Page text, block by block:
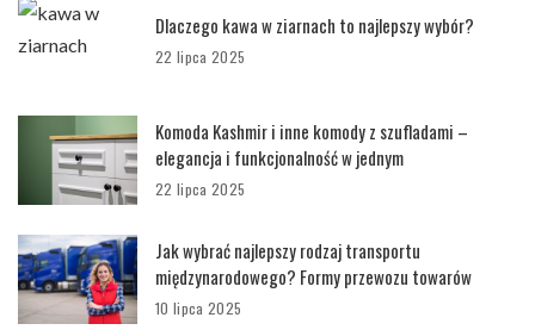
Dlaczego kawa w ziarnach to najlepszy wybór?
22 lipca 2025
Komoda Kashmir i inne komody z szufladami –
elegancja i funkcjonalność w jednym
22 lipca 2025
Jak wybrać najlepszy rodzaj transportu
międzynarodowego? Formy przewozu towarów
10 lipca 2025